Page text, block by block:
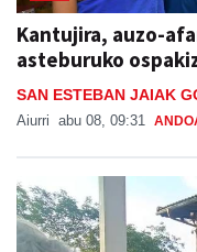
Kantujira, auzo-
asteburuko
SAN ESTEBAN JAIAK
Aiurri abu 08, 09:31